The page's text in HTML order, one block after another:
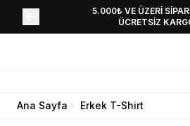
5.000₺ VE ÜZERİ
ÜCRETSİZ
YENİ SEZON
HEMEN
Ana Sayfa Erkek T-Shirt